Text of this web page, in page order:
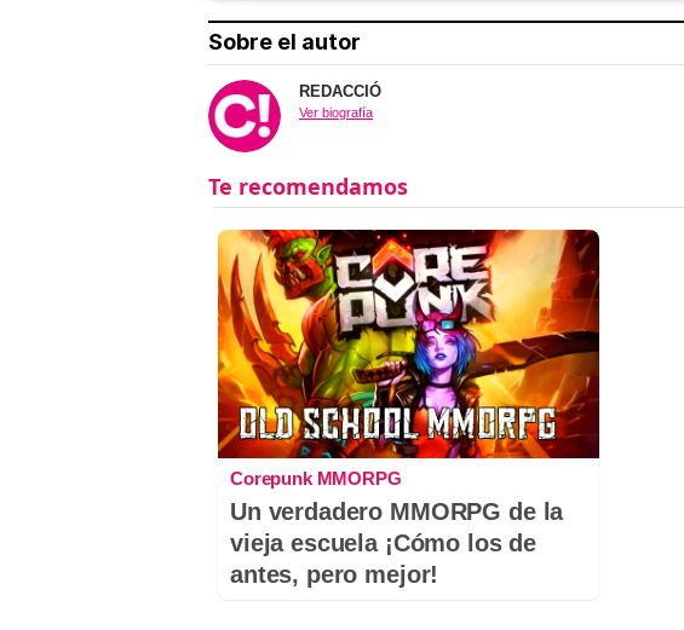
Sobre el autor
REDACCIÓ
Ver biografía
Corepunk MMORPG
Un verdadero MMORPG de la
vieja escuela ¡Cómo los de
antes, pero mejor!